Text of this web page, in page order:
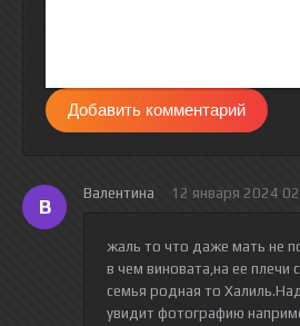
Добавить комментарий
В
Валентина 12 января 2024
жаль то что даже мать не
в чем виновата,на ее плечи
семья родная то
увидит фотографию